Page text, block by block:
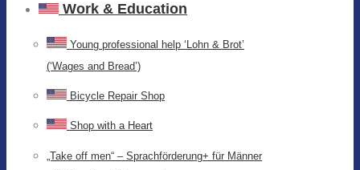
Work & Education
Young professional help ‘Lohn & Brot’
(‘Wages and Bread’)
Bicycle Repair Shop
Shop with a Heart
„Take off men“ – Sprachförderung+ für Männer